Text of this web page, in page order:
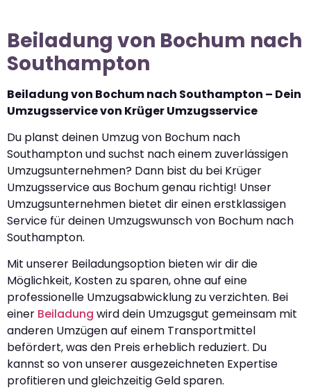
Beiladung von Bochum nach
Southampton
Beiladung von Bochum nach Southampton – Dein
Umzugsservice von Krüger Umzugsservice
Du planst deinen Umzug von Bochum nach
Southampton und suchst nach einem zuverlässigen
Umzugsunternehmen? Dann bist du bei Krüger
Umzugsservice aus Bochum genau richtig! Unser
Umzugsunternehmen bietet dir einen erstklassigen
Service für deinen Umzugswunsch von Bochum nach
Southampton.
Mit unserer Beiladungsoption bieten wir dir die
Möglichkeit, Kosten zu sparen, ohne auf eine
professionelle Umzugsabwicklung zu verzichten. Bei
einer Beiladung wird dein Umzugsgut gemeinsam mit
anderen Umzügen auf einem Transportmittel
befördert, was den Preis erheblich reduziert. Du
kannst so von unserer ausgezeichneten Expertise
profitieren und gleichzeitig Geld sparen.